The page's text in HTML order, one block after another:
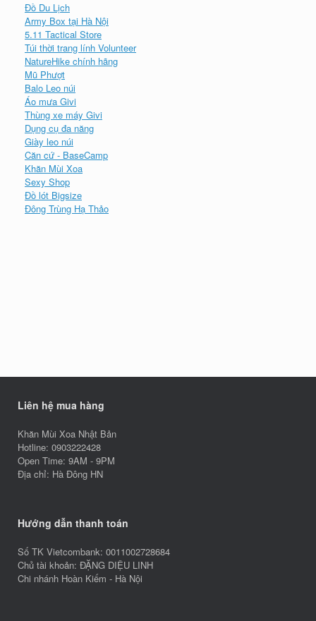
Đồ Du Lịch
Army Box tại Hà Nội
5.11 Tactical Store
Túi thời trang lính Volunteer
NatureHike chính hãng
Mũ Phượt
Balo Leo núi
Áo mưa Givi
Thùng xe máy Givi
Dụng cụ đa năng
Giày leo núi
Căn cứ - BaseCamp
Khăn Mùi Xoa
Sexy Shop
Đồ lót Bigsize
Đông Trùng Hạ Thảo
Liên hệ mua hàng
Khăn Mùi Xoa Nhật Bản
Hotline: 0903222428
Open Time: 9AM - 9PM
Địa chỉ: Hà Đông HN
Hướng dẫn thanh toán
Số TK Vietcombank: 0011002728684
Chủ tài khoản: ĐẶNG DIỆU LINH
Chi nhánh Hoàn Kiếm - Hà Nội